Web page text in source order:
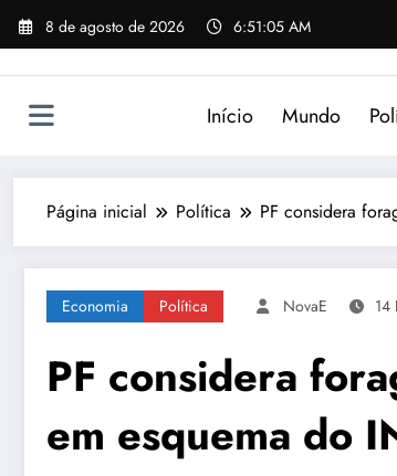
Pular
para
8 de agosto de 2026 6:51:05 AM
Início Mundo
Página inicial Política PF considera
Economia Política NovaE 14
PF considera
em esquema do